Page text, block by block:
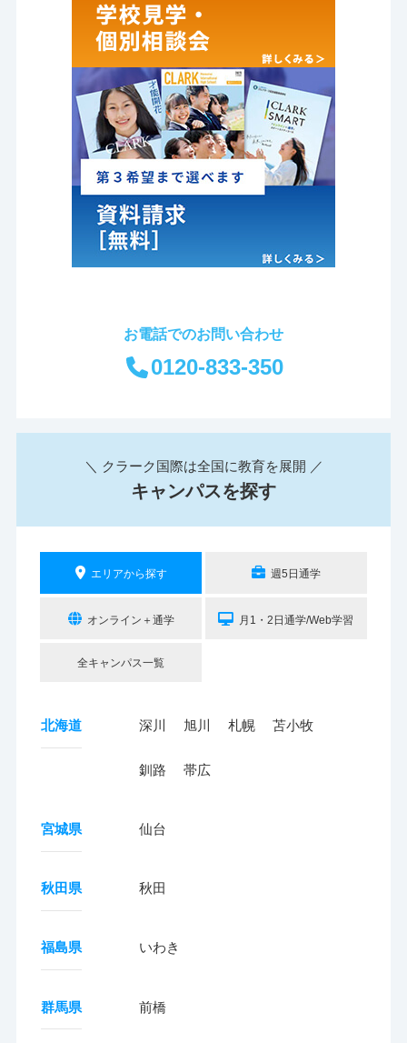
お電話でのお問い合わせ
0120-833-350
＼ クラーク国際は全国に教育を展開 ／
キャンパスを探す
エリアから探す 週5日通学
オンライン＋通学 月1・2日通学/Web学習
全キャンパス一覧
北海道 深川 旭川 札幌 苫小牧
釧路 帯広
宮城県 仙台
秋田県 秋田
福島県 いわき
群馬県 前橋